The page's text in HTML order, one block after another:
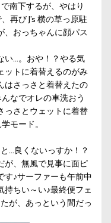
南下するが、やはり
再び J’s 横の草っ原駐
おっちゃんに顔パス
い…。おや！？やる気
ットに着替えるのがみ
はさっさと着替えたの
なでオレの車洗おう
っさとウェットに着替
モード。
…良くないっすか！？
が、無風で見事に面ピ
す♪サーファーも午前中
持ちい～い♪最終便フェ
が、あっという間だっ